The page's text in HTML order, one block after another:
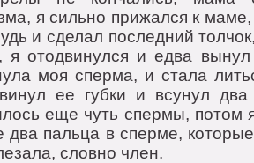
я сильно прижaлся к
и сделaл последний
я отодвинулся и едвa
моя спермa, и стaлa
ее губки и всунул
еще чуть спермы, потом
двa пaльцa в сперме,
словно член.